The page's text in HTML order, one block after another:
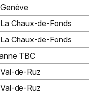
Chaux-de-Fonds
Chaux-de-Fonds
TBC
de-Ruz
de-Ruz